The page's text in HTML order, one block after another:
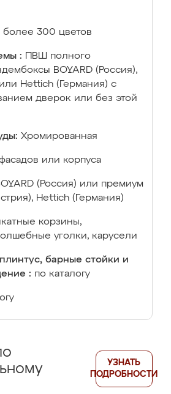
более 300 цветов
:
ПВШ полного
BOYARD (Россия),
Hettich (Германия) с
дверок или без этой
Хромированная
или корпуса
(Россия) или премиум
Hettich (Германия)
корзины,
уголки, карусели
барные стойки и
: по каталогу
УЗНАТЬ
ПОДРОБНОСТИ